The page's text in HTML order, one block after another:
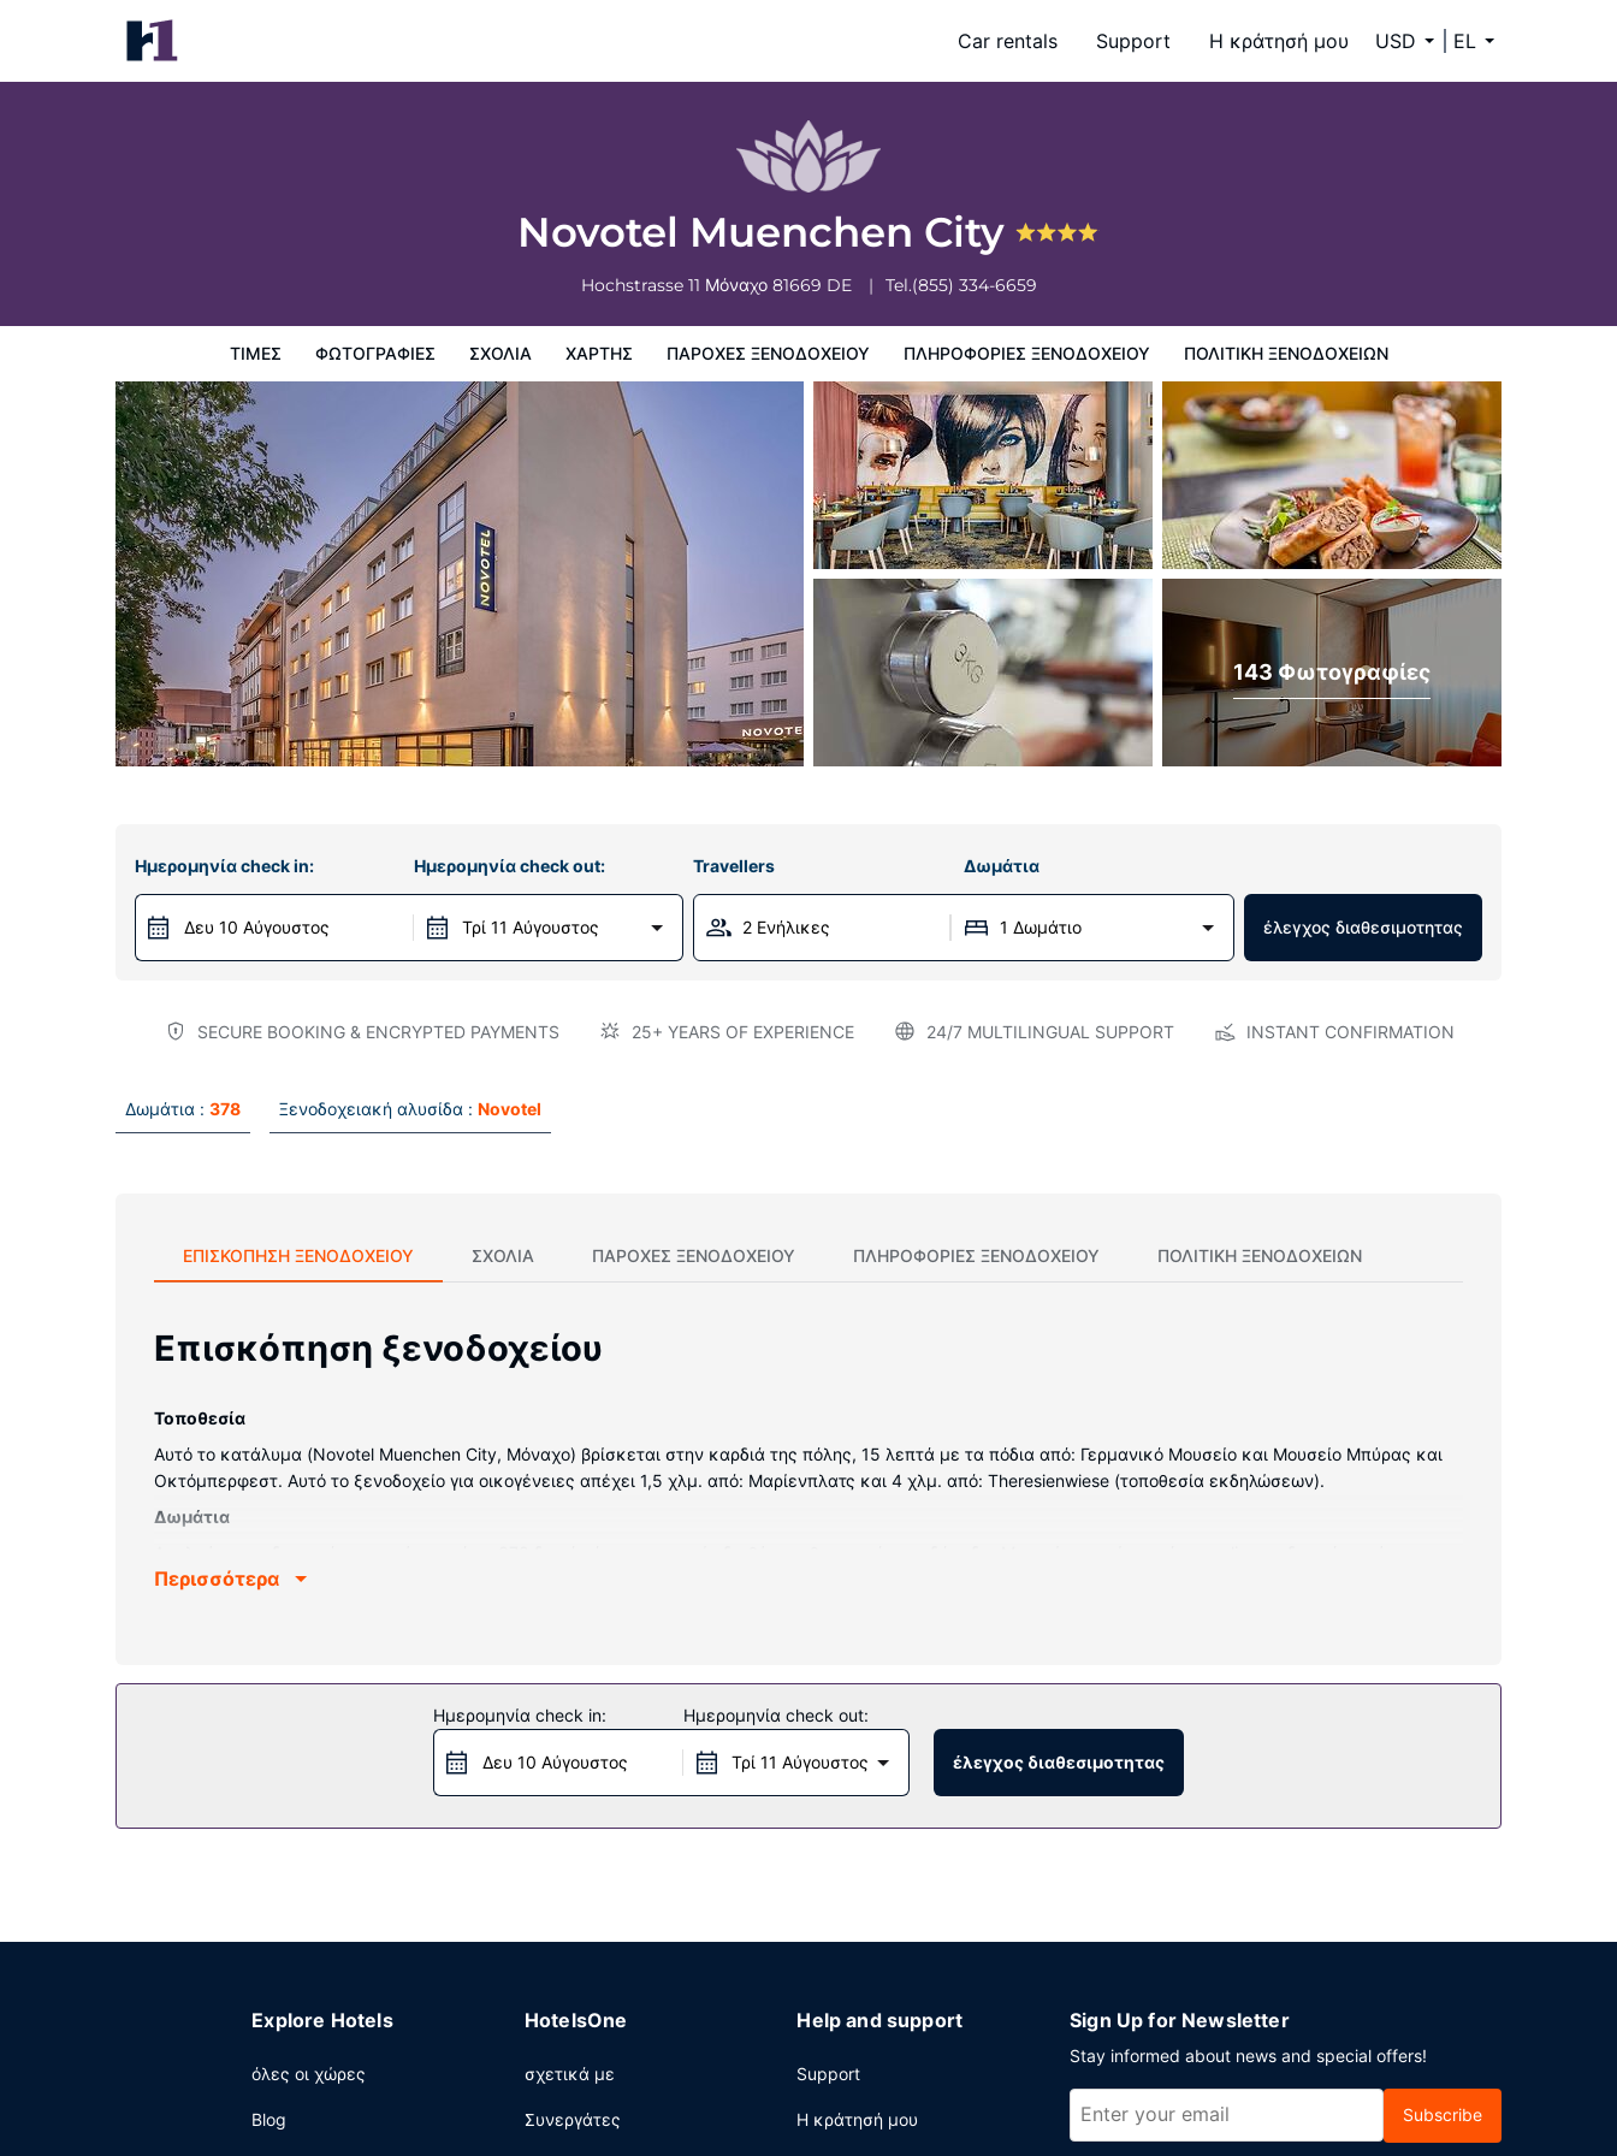
Car rentals Support Η κράτησή μου USD EL
Novotel Muenchen City
Hochstrasse 11 Μόναχο 81669 DE Tel.(855) 334-6659
ΤΙΜΈΣ ΦΩΤΟΓΡΑΦΊΕΣ ΣΧΌΛΙΑ ΧΆΡΤΗΣ ΠΑΡΟΧΕΣ ΞΕΝΟΔΟΧΕΙΟΥ ΠΛΗΡΟΦΟΡΊΕΣ ΞΕΝΟΔΟΧΕΊΟΥ ΠΟΛΙΤΙΚΗ ΞΕΝΟΔΟΧΕΊΩΝ
Novotel Muenchen City
Τιμές Πολιτικη ξενοδοχείων
143 Φωτογραφίες
Ημερομηνία check in:
Δευ 10 Αύγουστος
Ημερομηνία check out:
Τρί 11 Αύγουστος
Travellers Δωμάτια
2 Ενήλικες 1 Δωμάτιο έλεγχος διαθεσιμοτητας
SECURE BOOKING & ENCRYPTED PAYMENTS 25+ YEARS OF EXPERIENCE 24/7 MULTILINGUAL SUPPORT INSTANT CONFIRMATION
Δωμάτια : 378 Ξενοδοχειακή αλυσίδα : Novotel
ΕΠΙΣΚΌΠΗΣΗ ΞΕΝΟΔΟΧΕΊΟΥ ΣΧΌΛΙΑ ΠΑΡΟΧΕΣ ΞΕΝΟΔΟΧΕΙΟΥ ΠΛΗΡΟΦΟΡΊΕΣ ΞΕΝΟΔΟΧΕΊΟΥ ΠΟΛΙΤΙΚΗ ΞΕΝΟΔΟΧΕΊΩΝ
Επισκόπηση ξενοδοχείου
Τοποθεσία
Αυτό το κατάλυμα (Novotel Muenchen City, Μόναχο) βρίσκεται στην καρδιά της πόλης, 15 λεπτά με τα πόδια από: Γερμανικό Μουσείο και Μουσείο Μπύρας και
Οκτόμπερφεστ. Αυτό το ξενοδοχείο για οικογένειες απέχει 1,5 χλμ. από: Μαρίενπλατς και 4 χλμ. από: Theresienwiese (τοποθεσία εκδηλώσεων).
Δωμάτια
πρόσβαση στο ίντερνετ κι επίσης παρέχονται για τη διασκέδασή σας δορυφορικά κανάλια. Οι παροχές περιλαμβάνουν τηλέφωνα, καθώς επίσης
παροχές σε αυτό το ξενοδοχείο περιλαμβάνουν δωρεάν ασύρματο ίντερνετ, υπηρεσίες concierge και χώρο ψυχαγωγίας/ηλεκτρονικών παιχνιδιών.
Πάρτε κάτι να φάτε στο The Flave (εστιατόριο). Εκεί μπορείτε να πιείτε ένα ποτό στο μπαρ/lounge και να γευματίσετε έξω. Εναλλακτικά, μείνετε μέσα και
επωφεληθείτε από το room service (κατά τη διάρκεια συγκεκριμένων ωρών μόνο). Με επιπλέον χρέωση είναι διαθέσιμο πρωινό (σε μπουφέ) τις καθημερινές
μεταξύ 6:30 π.μ. - 10:30 π.μ. και τα σαββατοκύριακα μεταξύ 6:30 π.μ. - 11:30 π.μ.. LOCALIZE
Περισσότερα
Ημερομηνία check in:
Δευ 10 Αύγουστος
Ημερομηνία check out:
Τρί 11 Αύγουστος έλεγχος διαθεσιμοτητας
Explore Hotels
όλες οι χώρες
Blog
HotelsOne
σχετικά με
Συνεργάτες
Help and support
Support
Η κράτησή μου
Sign Up for Newsletter
Stay informed about news and special offers!
Subscribe